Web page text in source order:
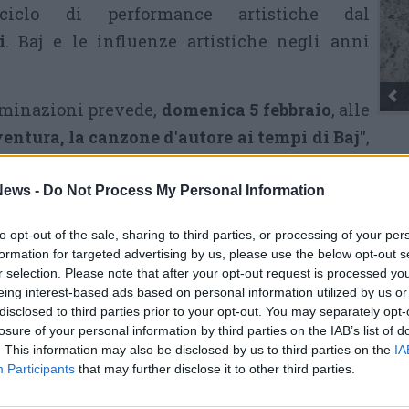
- Do Not Process My Personal Information
opt-out of the sale, sharing to third parties, or processing of your
for targeted advertising by us, please use the below opt-out
selection. Please note that after your opt-out request is processed
interest-based ads based on personal information utilized by us
to third parties prior to your opt-out. You may separately
of your personal information by third parties on the IAB’s list of
This information may also be disclosed by us to third parties on the
Participants that may further disclose it to other third parties.
ciclo di performance artistiche dal
. Baj e le influenze artistiche negli anni
prevede, domenica 5 febbraio, alle
la canzone d'autore ai tempi di Baj",
anni settanta. Da Battisti a Guccini, Rino
Jannacci, Finardi, Nomadi, Lennon e De
dell'Orchestrina del Suonatore Jones.
completo degli eventi.
Via Confalonieri, 5
Castronno
Tutti gli eventi
diagosto
Gli Ambulanti di Forte